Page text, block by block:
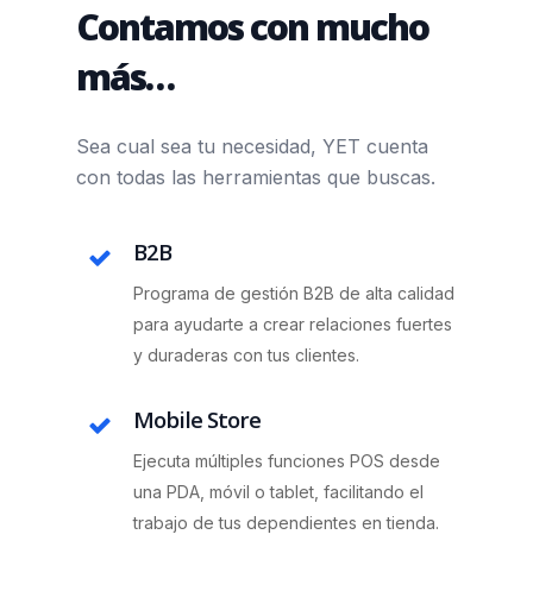
Contamos con mucho
más…
Sea cual sea tu necesidad, YET cuenta
con todas las herramientas que buscas.
B2B
Programa de gestión B2B de alta calidad
para ayudarte a crear relaciones fuertes
y duraderas con tus clientes.
Mobile Store
Ejecuta múltiples funciones POS desde
una PDA, móvil o tablet, facilitando el
trabajo de tus dependientes en tienda.